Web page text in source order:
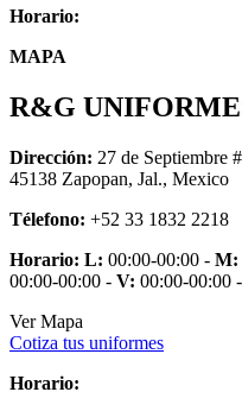
Horario:
MAPA
R&G
Dirección: 27 de Septiembre
45138 Zapopan, Jal., Mexico
Télefono: +52 33 1832 2218
Horario: L: 00:00-00:00 - M:
00:00-00:00 - V: 00:00-00:00 -
Ver Mapa
Cotiza tus uniformes
Horario: